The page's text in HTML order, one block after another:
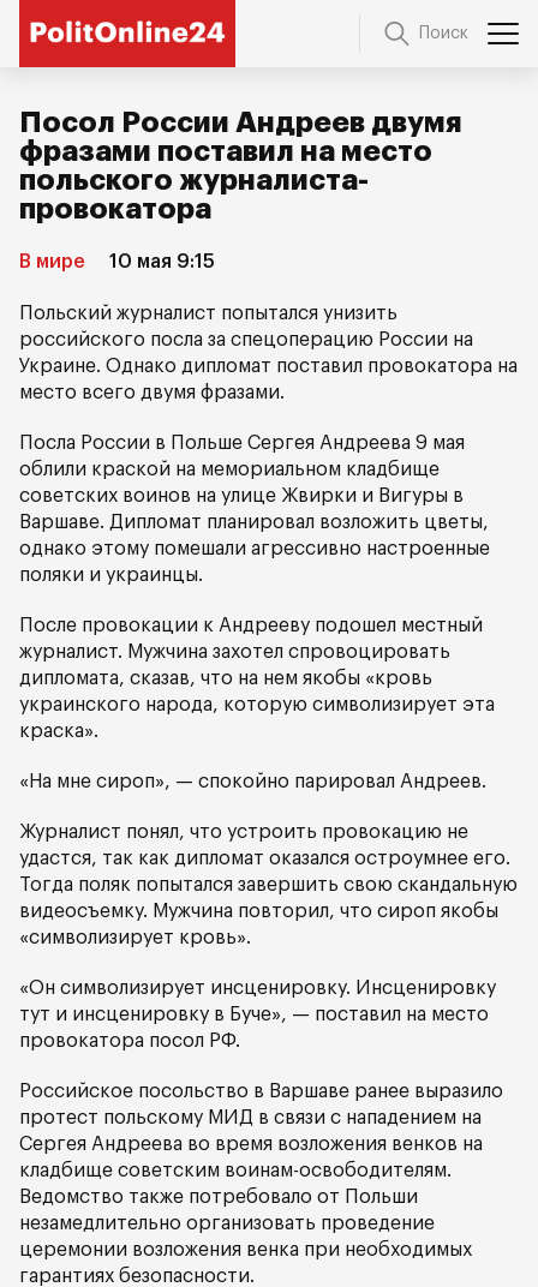
Поиск
Посол России Андреев двумя
фразами поставил на место
польского журналиста-
провокатора
В мире 10 мая 9:15
Польский журналист попытался унизить
российского посла за спецоперацию России на
Украине. Однако дипломат поставил провокатора на
место всего двумя фразами.
Посла России в Польше Сергея Андреева 9 мая
облили краской на мемориальном кладбище
советских воинов на улице Жвирки и Вигуры в
Варшаве. Дипломат планировал возложить цветы,
однако этому помешали агрессивно настроенные
поляки и украинцы.
После провокации к Андрееву подошел местный
журналист. Мужчина захотел спровоцировать
дипломата, сказав, что на нем якобы «кровь
украинского народа, которую символизирует эта
краска».
«На мне сироп», — спокойно парировал Андреев.
Журналист понял, что устроить провокацию не
удастся, так как дипломат оказался остроумнее его.
Тогда поляк попытался завершить свою скандальную
видеосъемку. Мужчина повторил, что сироп якобы
«символизирует кровь».
«Он символизирует инсценировку. Инсценировку
тут и инсценировку в Буче», — поставил на место
провокатора посол РФ.
Российское посольство в Варшаве ранее выразило
протест польскому МИД в связи с нападением на
Сергея Андреева во время возложения венков на
кладбище советским воинам-освободителям.
Ведомство также потребовало от Польши
незамедлительно организовать проведение
церемонии возложения венка при необходимых
гарантиях безопасности.